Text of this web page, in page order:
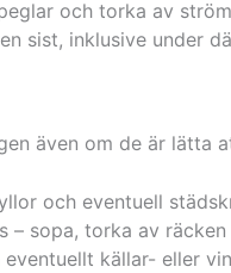
och torka av
sist, inklusive under
även om de är lätta
och eventuell
– sopa, torka av
källar- eller